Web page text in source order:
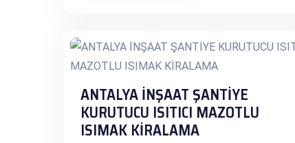
ANTALYA İNŞAAT ŞANTİYE
KURUTUCU ISITICI MAZOTLU
ISIMAK KİRALAMA